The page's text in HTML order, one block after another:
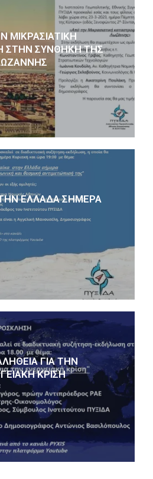
ΜΙΚΡΑΣΙΑΤΙΚΉ
ΣΤΗΝ ΣΥΝΘΉΚΗ ΤΗΣ
ΕΛΛΑΔΑ ΣΗΜΕΡΑ
ΓΙΑ ΤΗΝ
ΚΡΊΣΗ